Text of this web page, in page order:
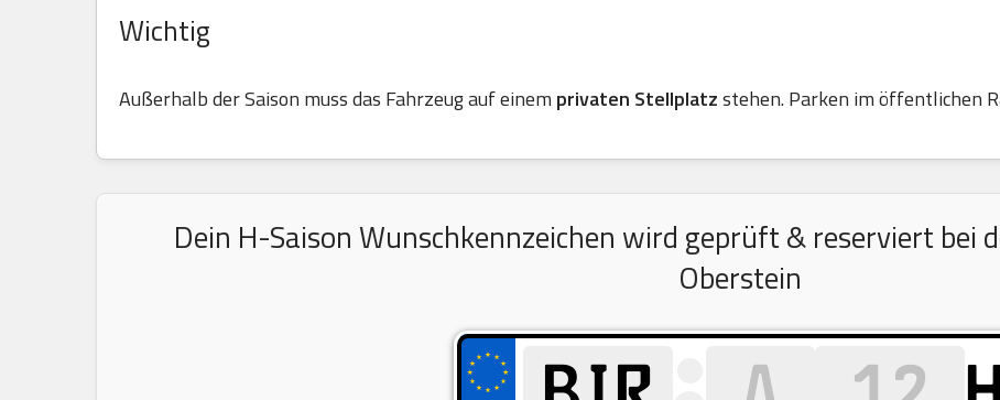
Wichtig
Außerhalb der Saison muss das Fahrzeug auf einem privaten Stellplatzstehen. Parken im öffentlichen
Dein H-Saison Wunschkennzeichen wird geprüft & reserviert bei
Oberstein